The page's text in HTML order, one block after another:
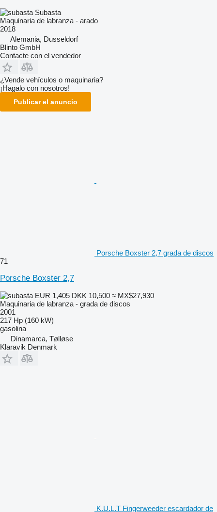
Subasta
Maquinaria de labranza - arado
2018
Alemania, Dusseldorf
Blinto GmbH
Contacte con el vendedor
¿Vende vehículos o maquinaria?
¡Hagalo con nosotros!
Publicar el anuncio
Porsche Boxster 2,7 grada de discos
71
Porsche Boxster 2,7
EUR 1,405 DKK 10,500 ≈ MX$27,930
Maquinaria de labranza - grada de discos
2001
217 Hp (160 kW)
gasolina
Dinamarca, Tølløse
Klaravik Denmark
K.U.L.T Fingerweeder escardador de